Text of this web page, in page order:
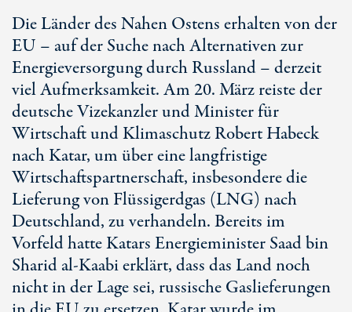
Die Länder des Nahen Ostens erhalten von der
EU – auf der Suche nach Alternativen zur
Energieversorgung durch Russland – derzeit
viel Aufmerksamkeit. Am 20. März reiste der
deutsche Vizekanzler und Minister für
Wirtschaft und Klimaschutz Robert Habeck
nach Katar, um über eine langfristige
Wirtschaftspartnerschaft, insbesondere die
Lieferung von Flüssigerdgas (LNG) nach
Deutschland, zu verhandeln. Bereits im
Vorfeld hatte Katars Energieminister Saad bin
Sharid al-Kaabi erklärt, dass das Land noch
nicht in der Lage sei, russische Gaslieferungen